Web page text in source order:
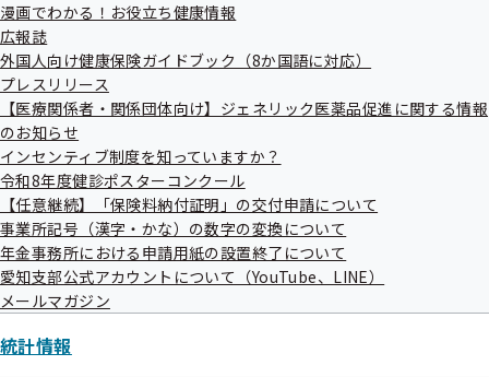
ー
漫画でわかる！お役立ち健康情報
広報誌
外国人向け健康保険ガイドブック（8か国語に対応）
プレスリリース
【医療関係者・関係団体向け】ジェネリック医薬品促進に関する情報
のお知らせ
インセンティブ制度を知っていますか？
令和8年度健診ポスターコンクール
【任意継続】「保険料納付証明」の交付申請について
事業所記号（漢字・かな）の数字の変換について
年金事務所における申請用紙の設置終了について
愛知支部公式アカウントについて（YouTube、LINE）
メールマガジン
統計情報
申込先
全国健康保険協会愛知支部 企画総務グループ鳥澤あて
FAX番号 052-856-1491
申込締切
令和7年7月4日（金）
傍聴の際の留意事項
これらの事項に違反した場合は、退場していただくことがあ
ります。